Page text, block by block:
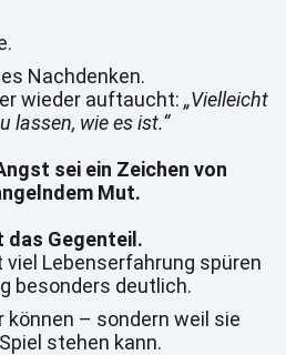
Nachdenken.
wieder auftaucht: „Vielleicht
lassen, wie es ist.“
sei ein Zeichen von
Mut.
das Gegenteil.
Lebenserfahrung spüren
besonders deutlich.
können – sondern weil sie
stehen kann.